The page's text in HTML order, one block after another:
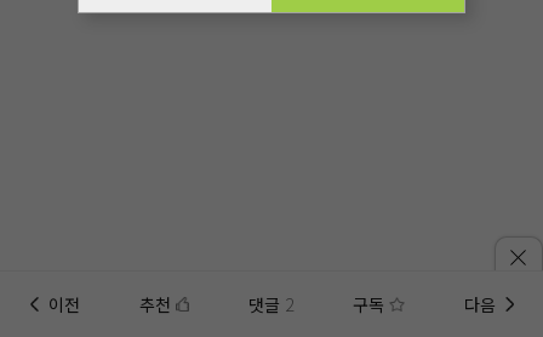
이전 추천 댓글 2 구독 다음
미노벨 웹 추가하기 미노벨 앱 설치하기